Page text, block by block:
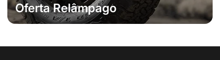
Oferta Relâmpago